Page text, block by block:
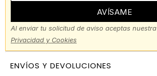
AVÍSAME
Al enviar tu solicitud de aviso aceptas nuestra
Privacidad y Cookies
ENVÍOS Y DEVOLUCIONES